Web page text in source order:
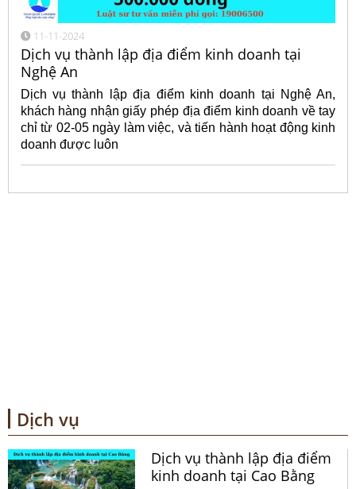
11-11-2024
Dịch vụ thành lập địa điểm kinh doanh tại
Nghệ An
Dịch vụ thành lập địa điểm kinh doanh tại Nghệ An,
khách hàng nhận giấy phép địa điểm kinh doanh về tay
chỉ từ 02-05 ngày làm việc, và tiến hành hoạt động kinh
doanh được luôn
Dịch vụ
Dịch vụ thành lập địa điểm
kinh doanh tại Cao Bằng